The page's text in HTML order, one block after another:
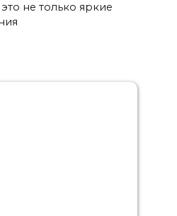
не только яркие